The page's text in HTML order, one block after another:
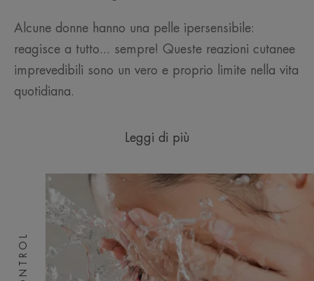
Alcune donne hanno una pelle ipersensibile:
reagisce a tutto... sempre! Queste reazioni cutanee
imprevedibili sono un vero e proprio limite nella vita
quotidiana.
Leggi di più